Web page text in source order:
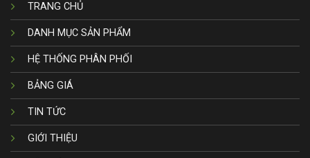
TRANG CHỦ
DANH MỤC SẢN PHẨM
HỆ THỐNG PHÂN PHỐI
BẢNG GIÁ
TIN TỨC
GIỚI THIỆU